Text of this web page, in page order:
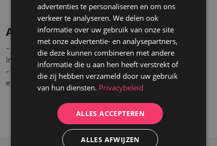
Aanbod
- Je komt terecht in een dynamisch bedrijf met
interessante opleidingsmogelijkheden.
- Een marktconform loon met aantrekkelijke
extralegale voordelen.
advertenties te personaliseren en om ons
verkeer te analyseren. We delen ook
informatie over uw gebruik van onze site
met onze advertentie- en analysepartners,
die deze kunnen combineren met andere
informatie die u aan hen heeft verstrekt of
die zij hebben verzameld door uw gebruik
van hun diensten. Privacybeleid
ALLES ACCEPTEREN
ALLES AFWIJZEN